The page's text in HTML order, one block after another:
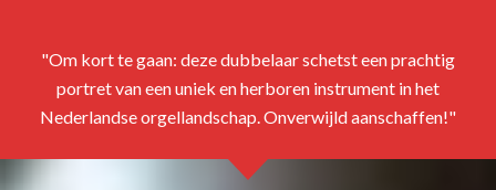
Om kort te gaan: deze dubbelaar schetst een prachtig
portret van een uniek en herboren instrument in het
Nederlandse orgellandschap. Onverwijld aanschaffen!